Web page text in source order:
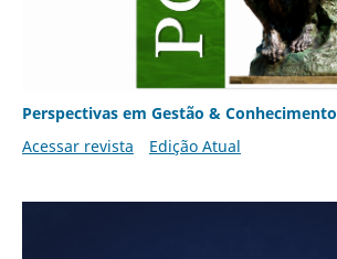
Perspectivas em Gestão & Conhecimento
Acessar revista
Edição Atual